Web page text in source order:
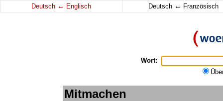
Deutsch ↔ Englisch Deutsch ↔ Französisch
Wort:
Mitmachen